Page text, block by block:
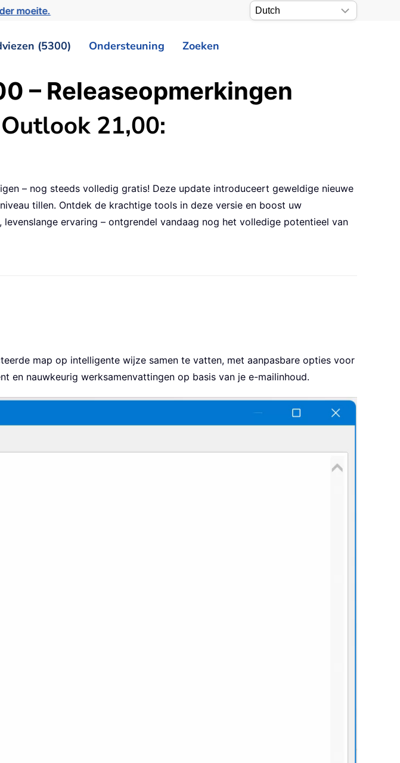
moeite.
(5300) Ondersteuning Zoeken
– Releaseopmerkingen
21,00:
– nog steeds volledig gratis! Deze update introduceert geweldige nieuwe
tillen. Ontdek de krachtige tools in deze versie en boost uw
ervaring – ontgrendel vandaag nog het volledige potentieel van
map op intelligente wijze samen te vatten, met aanpasbare opties voor
en nauwkeurig werksamenvattingen op basis van je e-mailinhoud.